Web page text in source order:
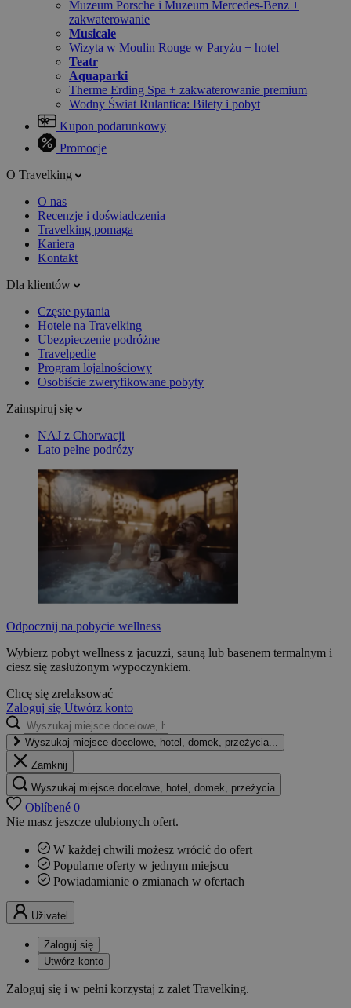
Muzeum Porsche i Muzeum Mercedes-Benz +
zakwaterowanie
Musicale
Wizyta w Moulin Rouge w Paryżu + hotel
Teatr
Aquaparki
Therme Erding Spa + zakwaterowanie premium
Wodny Świat Rulantica: Bilety i pobyt
Kupon podarunkowy
Promocje
O Travelking
O nas
Recenzje i doświadczenia
Travelking pomaga
Kariera
Kontakt
Dla klientów
Częste pytania
Hotele na Travelking
Ubezpieczenie podróżne
Travelpedie
Program lojalnościowy
Osobiście zweryfikowane pobyty
Zainspiruj się
NAJ z Chorwacji
Lato pełne podróży
Odpocznij na pobycie wellness
Wybierz pobyt wellness z jacuzzi, sauną lub basenem termalnym i
ciesz się zasłużonym wypoczynkiem.
Chcę się zrelaksować
Zaloguj się Utwórz konto
Wyszukaj miejsce docelowe, hotel, domek, przeżycia...
Zamknij
Wyszukaj miejsce docelowe, hotel, domek, przeżycia
Oblíbené 0
Nie masz jeszcze ulubionych ofert.
W każdej chwili możesz wrócić do ofert
Popularne oferty w jednym miejscu
Powiadamianie o zmianach w ofertach
Uživatel
Zaloguj się
Utwórz konto
Zaloguj się i w pełni korzystaj z zalet Travelking.